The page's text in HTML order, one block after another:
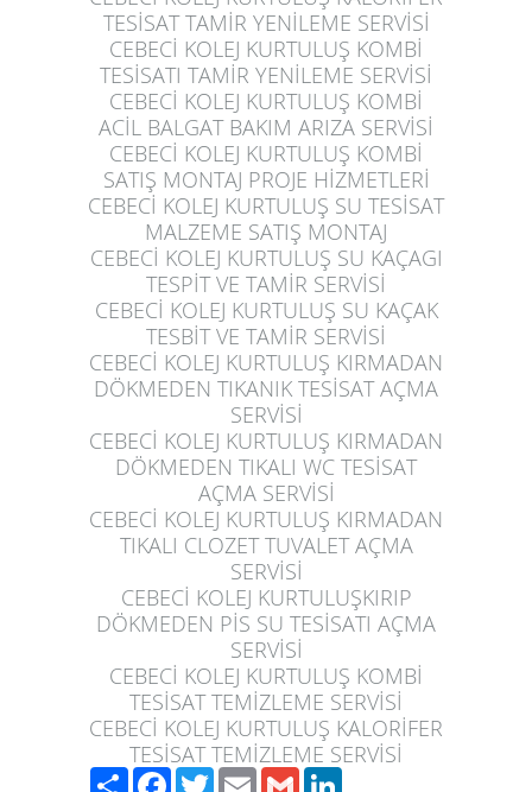
TESİSAT TAMİR YENİLEME SERVİSİ
CEBECİ KOLEJ KURTULUŞ KOMBİ
TESİSATI TAMİR YENİLEME SERVİSİ
CEBECİ KOLEJ KURTULUŞ KOMBİ
ACİL BALGAT BAKIM ARIZA SERVİSİ
CEBECİ KOLEJ KURTULUŞ KOMBİ
SATIŞ MONTAJ PROJE HİZMETLERİ
CEBECİ KOLEJ KURTULUŞ SU TESİSAT
MALZEME SATIŞ MONTAJ
CEBECİ KOLEJ KURTULUŞ SU KAÇAGI
TESPİT VE TAMİR SERVİSİ
CEBECİ KOLEJ KURTULUŞ SU KAÇAK
TESBİT VE TAMİR SERVİSİ
CEBECİ KOLEJ KURTULUŞ KIRMADAN
DÖKMEDEN TIKANIK TESİSAT AÇMA
SERVİSİ
CEBECİ KOLEJ KURTULUŞ KIRMADAN
DÖKMEDEN TIKALI WC TESİSAT
AÇMA SERVİSİ
CEBECİ KOLEJ KURTULUŞ KIRMADAN
TIKALI CLOZET TUVALET AÇMA
SERVİSİ
CEBECİ KOLEJ KURTULUŞKIRIP
DÖKMEDEN PİS SU TESİSATI AÇMA
SERVİSİ
CEBECİ KOLEJ KURTULUŞ KOMBİ
TESİSAT TEMİZLEME SERVİSİ
CEBECİ KOLEJ KURTULUŞ KALORİFER
TESİSAT TEMİZLEME SERVİSİ
PaylaşFacebook
TwitterEmailGmail